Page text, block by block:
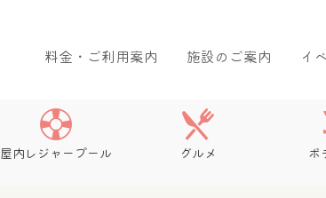
料金・ご利用案内 施設のご案内 イ
屋内レジャープール グルメ ボ